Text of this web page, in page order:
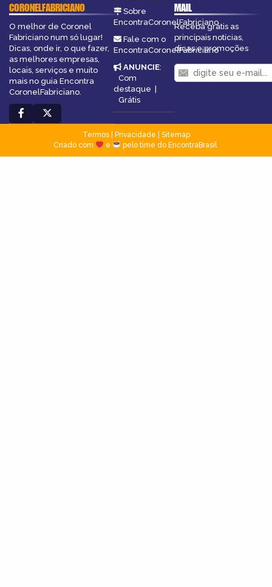
CORONELFABRICIANO
O melhor de Coronel
Fabriciano num só lugar!
Dicas, onde ir, o que fazer,
as melhores empresas,
locais, serviços e muito
mais no guia Encontra
CoronelFabriciano.
Sobre
EncontraCoronelFabriciano
Fale com o
EncontraCoronelFabriciano
ANUNCIE:
Com
destaque |
Grátis
MAIL
Receba grátis as
principais notícias,
dicas e promoções
Termos| Privacidade
Sitemap
Criado com
e pelo time do EncontraBrasil